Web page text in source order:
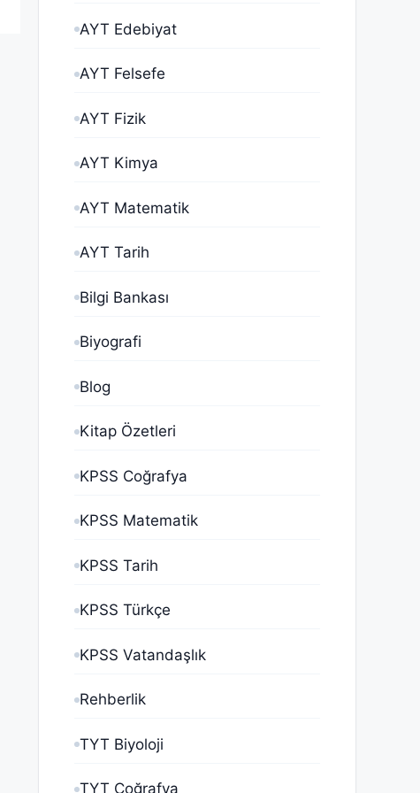
AYT Edebiyat
AYT Felsefe
AYT Fizik
AYT Kimya
AYT Matematik
AYT Tarih
Bilgi Bankası
Biyografi
Blog
Kitap Özetleri
KPSS Coğrafya
KPSS Matematik
KPSS Tarih
KPSS Türkçe
KPSS Vatandaşlık
Rehberlik
TYT Biyoloji
TYT Coğrafya